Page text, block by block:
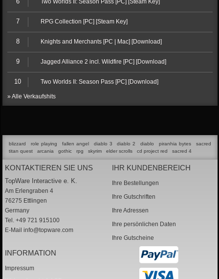
Two Worlds II: Season Pass [PC] [Steam Key]
7 RPG Collection [PC] [Steam Key]
8 Knights and Merchants [PC | Mac] [Download]
9 Jagged Alliance 2 incl. Wildfire [PC] [Download]
10 Two Worlds II: Season Pass [PC] [Download]
» Alle Verkaufshits
blizzard role playing fallen angel diablo 3 diablo 2 diablo piranhia bytes
sacred
titan quest
arcania gothic rpg skyrim elder scrolls cd project red sacred 4
KONTAKTIEREN SIE UNS
TopWare Interactive e. K.
Am Erlengraben 4
76275 Ettlingen
Germany
Tel. +49 721 915100
E-Mail info@topware.com
IHR KUNDENBEREICH
Ihre Bestellungen
Ihre Gutschriften
Ihre Adressen
Ihre persönlichen Daten
Ihre Gutscheine
INFORMATION
Impressum